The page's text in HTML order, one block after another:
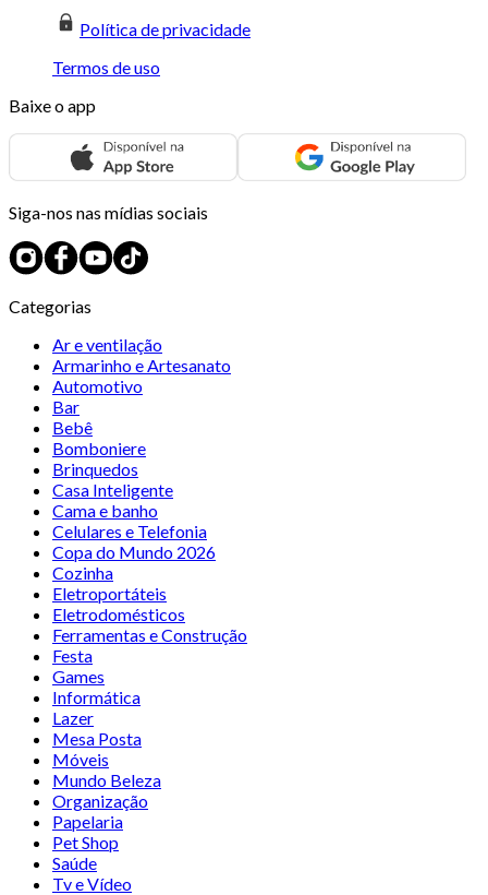
Política de privacidade
Termos de uso
Baixe o app
Siga-nos nas mídias sociais
Categorias
Ar e ventilação
Armarinho e Artesanato
Automotivo
Bar
Bebê
Bomboniere
Brinquedos
Casa Inteligente
Cama e banho
Celulares e Telefonia
Copa do Mundo 2026
Cozinha
Eletroportáteis
Eletrodomésticos
Ferramentas e Construção
Festa
Games
Informática
Lazer
Mesa Posta
Móveis
Mundo Beleza
Organização
Papelaria
Pet Shop
Saúde
Tv e Vídeo